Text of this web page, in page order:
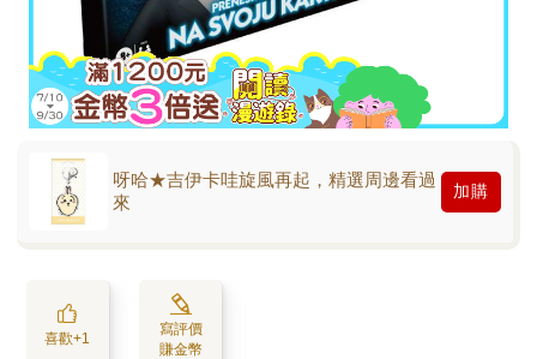
呀哈★吉伊卡哇旋風再起，精選周邊看過
來
加購
喜歡+1
寫評價
賺金幣